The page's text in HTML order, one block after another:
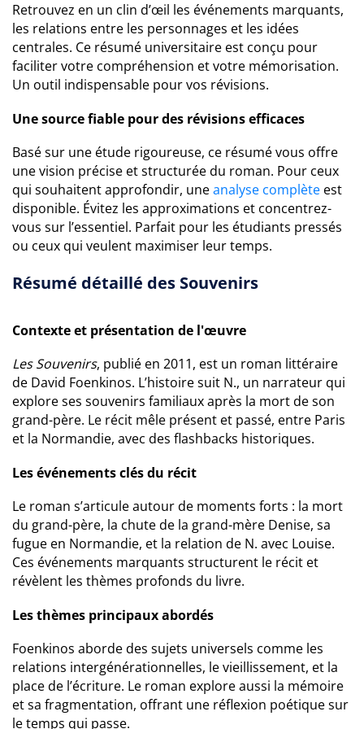
Retrouvez en un clin d’œil les événements marquants,
les relations entre les personnages et les idées
centrales. Ce résumé universitaire est conçu pour
faciliter votre compréhension et votre mémorisation.
Un outil indispensable pour vos révisions.
Une source fiable pour des révisions efficaces
Basé sur une étude rigoureuse, ce résumé vous offre
une vision précise et structurée du roman. Pour ceux
qui souhaitent approfondir, uneanalyse complète est
disponible. Évitez les approximations et concentrez-
vous sur l’essentiel. Parfait pour les étudiants pressés
ou ceux qui veulent maximiser leur temps.
Résumé détaillé des Souvenirs
Contexte et présentation de l'œuvre
Les Souvenirs, publié en 2011, est un roman littéraire
de David Foenkinos. L’histoire suit N., un narrateur qui
explore ses souvenirs familiaux après la mort de son
grand-père. Le récit mêle présent et passé, entre Paris
et la Normandie, avec des flashbacks historiques.
Les événements clés du récit
Le roman s’articule autour de moments forts : la mort
du grand-père, la chute de la grand-mère Denise, sa
fugue en Normandie, et la relation de N. avec Louise.
Ces événements marquants structurent le récit et
révèlent les thèmes profonds du livre.
Les thèmes principaux abordés
Foenkinos aborde des sujets universels comme les
relations intergénérationnelles, le vieillissement, et la
place de l’écriture. Le roman explore aussi la mémoire
et sa fragmentation, offrant une réflexion poétique sur
le temps qui passe.